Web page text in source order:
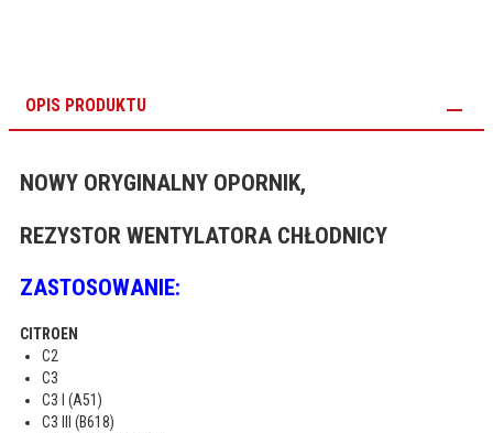
OPIS PRODUKTU
NOWY ORYGINALNY OPORNIK,
REZYSTOR WENTYLATORA CHŁODNICY
ZASTOSOWANIE:
CITROEN
C2
C3
C3 I (A51)
C3 III (B618)